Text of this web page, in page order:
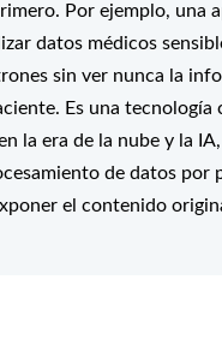
Por ejemplo, una
datos médicos
sin ver nunca la
Es una tecnología
la era de la nube y la
de datos por
el contenido